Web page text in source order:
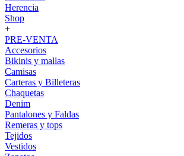
Herencia
Shop
+
PRE-VENTA
Accesorios
Bikinis y mallas
Camisas
Carteras y Billeteras
Chaquetas
Denim
Pantalones y Faldas
Remeras y tops
Tejidos
Vestidos